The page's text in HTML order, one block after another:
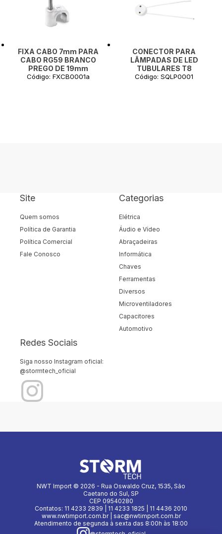
FIXA CABO 7mm PARA
CABO RG59 BRANCO
PREGO DE 19mm
Código: FXCB0001a
CONECTOR PARA
LÂMPADAS DE LED
TUBULARES T8
Código: SQLP0001
Site
Quem somos
Política de Garantia
Política Comercial
Fale Conosco
Categorias
Elétrica
Áudio e Vídeo
Abraçadeiras
Informática
Chaves
Ferramentas
Diversos
Microventiladores
Capacitores
Automotivo
Redes Sociais
Siga nosso Instagram oficial:
@stormtech_oficial
NWT Import © 2026 - Rua Oswaldo Cruz, 1535, São
Caetano do Sul, SP
CEP 09540280
Contatos: 11 4233 2839 | 11 4233 1825 | 11 4436 2010
www.nwtimport.com.br | sac@nwtimport.com.br
Atendimento de segunda à sexta das 8:00h às 18:00